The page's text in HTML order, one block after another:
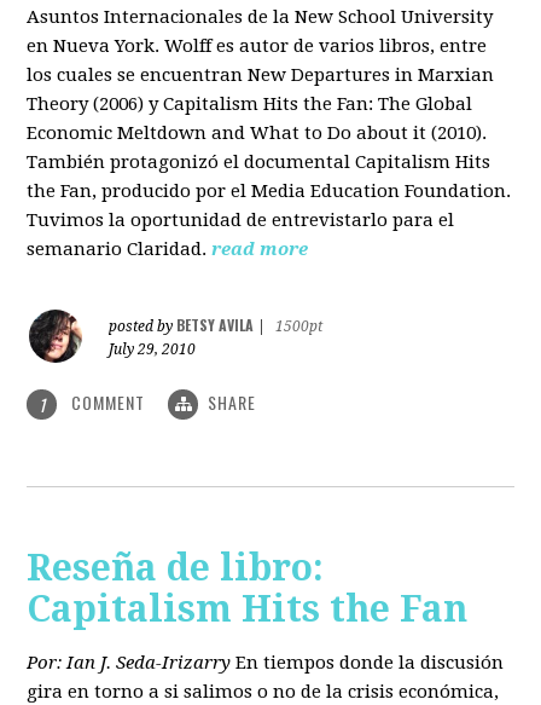
Asuntos Internacionales de la New School University
en Nueva York. Wolff es autor de varios libros, entre
los cuales se encuentran New Departures in Marxian
Theory (2006) y Capitalism Hits the Fan: The Global
Economic Meltdown and What to Do about it (2010).
También protagonizó el documental Capitalism Hits
the Fan, producido por el Media Education Foundation.
Tuvimos la oportunidad de entrevistarlo para el
semanario Claridad. read more
posted by BETSY AVILA
1500pt
July 29, 2010
1 COMMENT SHARE
Reseña de libro:
Capitalism Hits the Fan
Por: Ian J. Seda-Irizarry En tiempos donde la discusión
gira en torno a si salimos o no de la crisis económica,